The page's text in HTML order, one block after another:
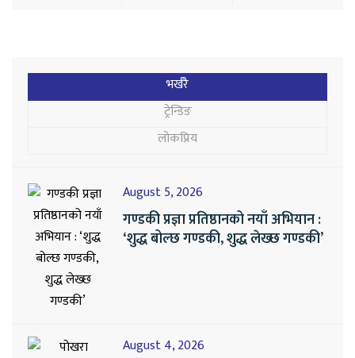
भर्खरै
ट्रेन्डिङ
लोकप्रिय
August 5, 2026
गण्डकी प्रज्ञा प्रतिष्ठानको नयाँ अभियान :
‘शुद्ध बोल्छ गण्डकी, शुद्ध लेख्छ गण्डकी’
August 4, 2026